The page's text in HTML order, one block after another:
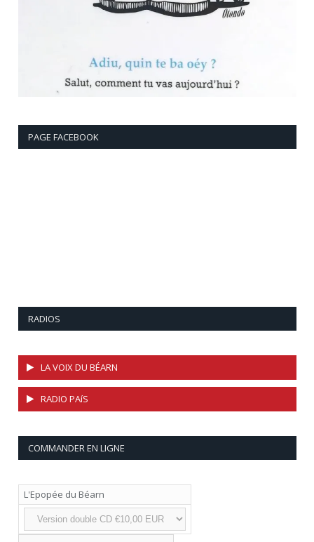
PAGE FACEBOOK
RADIOS
LA VOIX DU BÉARN
RADIO PAíS
COMMANDER EN LIGNE
L'Epopée du Béarn